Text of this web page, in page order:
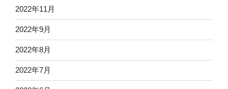
2022年11月
2022年9月
2022年8月
2022年7月